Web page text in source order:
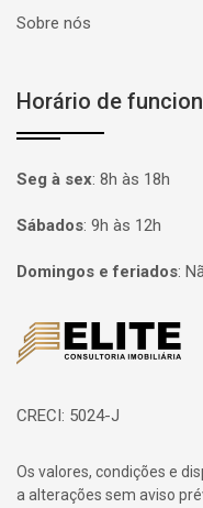
Sobre nós
Horário de
Seg à sex: 8h às 18h
Sábados: 9h às 12h
Domingos e feriados:
Página inicial
CRECI: 5024-J
Os valores, condições e
a alterações sem aviso